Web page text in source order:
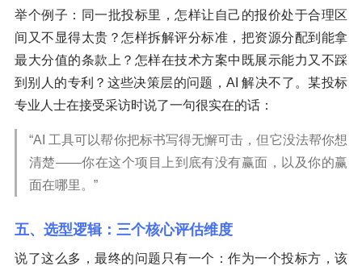
举个例子：同一批投标里，怎样让自己的报价处于合理区
间又不显得太贵？怎样拆解评分标准，把资源分配到能拿
最大分值的条款上？怎样在技术方案中既展示能力又不踩
到别人的专利？这些决策层的问题，AI 解决不了。某投标
专业人士在接受采访时说了一句很实在的话：
“AI 工具可以帮你把标书写得无懈可击，但它没法帮你想
清楚——你在这个项目上到底有没有赢面，以及你的赢
面在哪里。”
五、选型逻辑：三个核心评估维度
说了这么多，最终的问题只有一个：作为一个投标方，该